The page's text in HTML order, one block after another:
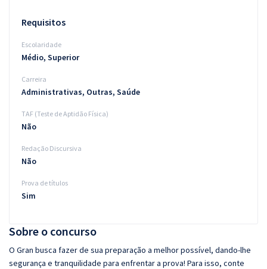
Sobre o concurso
O Gran busca fazer de sua preparação a melhor possível, dando-lhe
segurança e tranquilidade para enfrentar a prova! Para isso, conte
Requisitos
Escolaridade
Médio, Superior
Carreira
Administrativas, Outras, Saúde
TAF (Teste de Aptidão Física)
Não
Redação Discursiva
Não
Prova de títulos
Sim